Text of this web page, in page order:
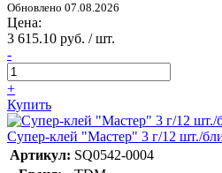
Обновлено 07.08.2026
Цена:
3 615.10 руб. / шт.
-
+
Купить
Супер-клей "Мастер" 3 г/12 шт./
Артикул: SQ0542-0004